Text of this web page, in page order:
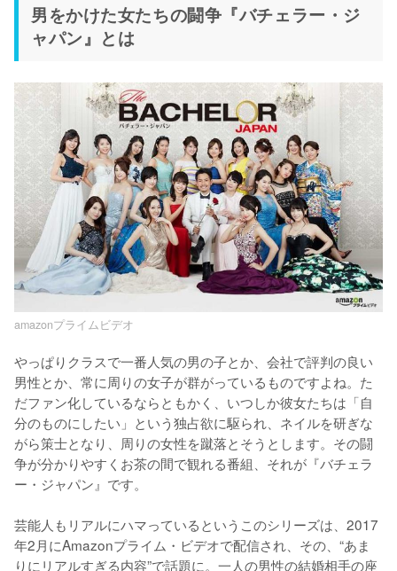
男をかけた女たちの闘争『バチェラー・ジ
ャパン』とは
amazonプライムビデオ
やっぱりクラスで一番人気の男の子とか、会社で評判の良い
男性とか、常に周りの女子が群がっているものですよね。た
だファン化しているならともかく、いつしか彼女たちは「自
分のものにしたい」という独占欲に駆られ、ネイルを研ぎな
がら策士となり、周りの女性を蹴落とそうとします。その闘
争が分かりやすくお茶の間で観れる番組、それが『バチェラ
ー・ジャパン』です。
芸能人もリアルにハマっているというこのシリーズは、2017
年2月にAmazonプライム・ビデオで配信され、その、“あま
りにリアルすぎる内容”で話題に。一人の男性の結婚相手の座